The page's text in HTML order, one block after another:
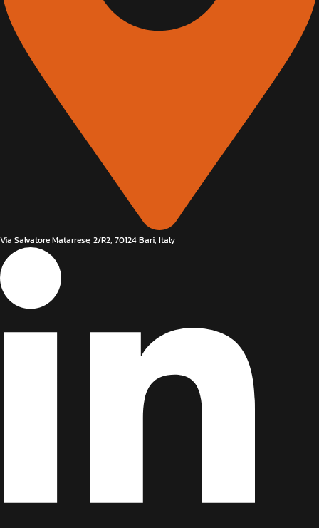
Via Salvatore Matarrese, 2/R2, 70124 Bari, Italy